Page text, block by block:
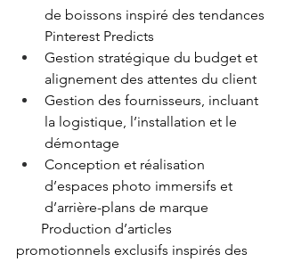
de boissons inspiré des tendances
Pinterest Predicts
Gestion stratégique du budget et
alignement des attentes du client
Gestion des fournisseurs, incluant
la logistique, l’installation et le
démontage
Conception et réalisation
d’espaces photo immersifs et
d’arrière-plans de marque
promotionnels exclusifs inspirés des